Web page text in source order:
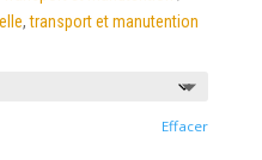
,transport et manutention
Effacer